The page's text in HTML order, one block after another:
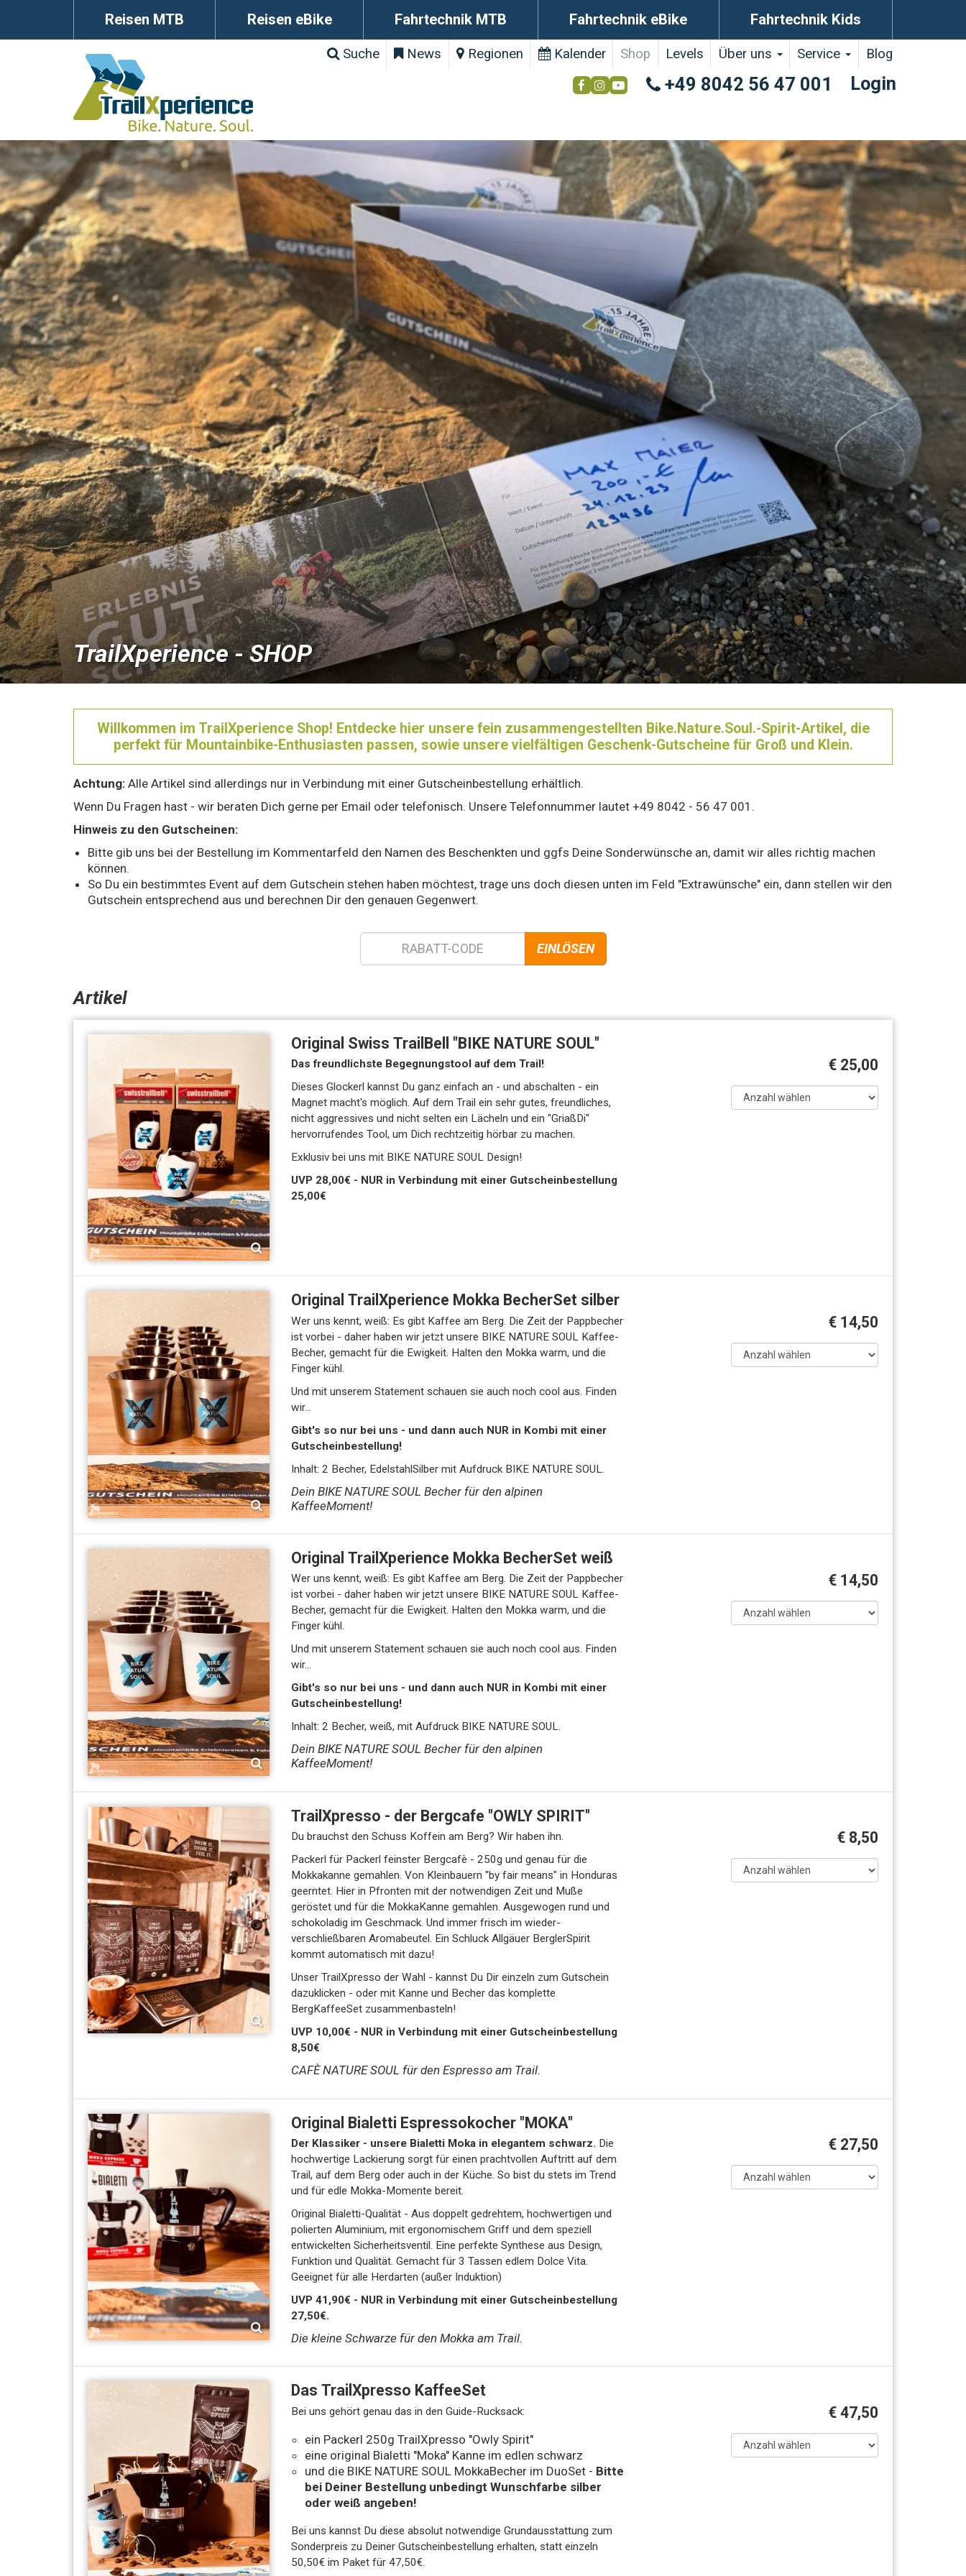
Reisen MTB Reisen eBike Fahrtechnik MTB Fahrtechnik eBike Fahrtechnik Kids
Suche News Regionen Kalender Shop Levels Über uns Service Blog
Login
+49 8042 56 47 001
TrailXperience - SHOP
Willkommen im TrailXperience Shop! Entdecke hier unsere fein zusammengestellten Bike.Nature.Soul.-Spirit-Artikel, die
perfekt für Mountainbike-Enthusiasten passen, sowie unsere vielfältigen Geschenk-Gutscheine für Groß und Klein.
Achtung: Alle Artikel sind allerdings nur in Verbindung mit einer Gutscheinbestellung erhältlich.
Wenn Du Fragen hast - wir beraten Dich gerne per Email oder telefonisch. Unsere Telefonnummer lautet +49 8042 - 56 47 001.
Hinweis zu den Gutscheinen:
Bitte gib uns bei der Bestellung im Kommentarfeld den Namen des Beschenkten und ggfs Deine Sonderwünsche an, damit wir alles richtig machen
können.
So Du ein bestimmtes Event auf dem Gutschein stehen haben möchtest, trage uns doch diesen unten im Feld "Extrawünsche" ein, dann stellen wir den
Gutschein entsprechend aus und berechnen Dir den genauen Gegenwert.
EINLÖSEN
Artikel
Original Swiss TrailBell "BIKE NATURE SOUL"
Das freundlichste Begegnungstool auf dem Trail!
Dieses Glockerl kannst Du ganz einfach an - und abschalten - ein
Magnet macht's möglich. Auf dem Trail ein sehr gutes, freundliches,
nicht aggressives und nicht selten ein Lächeln und ein "GriaßDi"
hervorrufendes Tool, um Dich rechtzeitig hörbar zu machen.
Exklusiv bei uns mit BIKE NATURE SOUL Design!
UVP 28,00€ - NUR in Verbindung mit einer Gutscheinbestellung
25,00€
€ 25,00
Original TrailXperience Mokka BecherSet silber
Wer uns kennt, weiß: Es gibt Kaffee am Berg. Die Zeit der Pappbecher
ist vorbei - daher haben wir jetzt unsere BIKE NATURE SOUL Kaffee-
Becher, gemacht für die Ewigkeit. Halten den Mokka warm, und die
Finger kühl.
Und mit unserem Statement schauen sie auch noch cool aus. Finden
wir...
Gibt's so nur bei uns - und dann auch NUR in Kombi mit einer
Gutscheinbestellung!
Inhalt: 2 Becher, EdelstahlSilber mit Aufdruck BIKE NATURE SOUL.
Dein BIKE NATURE SOUL Becher für den alpinen
KaffeeMoment!
€ 14,50
Original TrailXperience Mokka BecherSet weiß
Wer uns kennt, weiß: Es gibt Kaffee am Berg. Die Zeit der Pappbecher
ist vorbei - daher haben wir jetzt unsere BIKE NATURE SOUL Kaffee-
Becher, gemacht für die Ewigkeit. Halten den Mokka warm, und die
Finger kühl.
Und mit unserem Statement schauen sie auch noch cool aus. Finden
wir...
Gibt's so nur bei uns - und dann auch NUR in Kombi mit einer
Gutscheinbestellung!
Inhalt: 2 Becher, weiß, mit Aufdruck BIKE NATURE SOUL.
Dein BIKE NATURE SOUL Becher für den alpinen
KaffeeMoment!
€ 14,50
TrailXpresso - der Bergcafe "OWLY SPIRIT"
Du brauchst den Schuss Koffein am Berg? Wir haben ihn.
Packerl für Packerl feinster Bergcafè - 250g und genau für die
Mokkakanne gemahlen. Von Kleinbauern "by fair means" in Honduras
geerntet. Hier in Pfronten mit der notwendigen Zeit und Muße
geröstet und für die MokkaKanne gemahlen. Ausgewogen rund und
schokoladig im Geschmack. Und immer frisch im wieder-
verschließbaren Aromabeutel. Ein Schluck Allgäuer BerglerSpirit
kommt automatisch mit dazu!
Unser TrailXpresso der Wahl - kannst Du Dir einzeln zum Gutschein
dazuklicken - oder mit Kanne und Becher das komplette
BergKaffeeSet zusammenbasteln!
UVP 10,00€ - NUR in Verbindung mit einer Gutscheinbestellung
8,50€
CAFÈ NATURE SOUL für den Espresso am Trail.
€ 8,50
Original Bialetti Espressokocher "MOKA"
Der Klassiker - unsere Bialetti Moka in elegantem schwarz. Die
hochwertige Lackierung sorgt für einen prachtvollen Auftritt auf dem
Trail, auf dem Berg oder auch in der Küche. So bist du stets im Trend
und für edle Mokka-Momente bereit.
Original Bialetti-Qualität - Aus doppelt gedrehtem, hochwertigen und
polierten Aluminium, mit ergonomischem Griff und dem speziell
entwickelten Sicherheitsventil. Eine perfekte Synthese aus Design,
Funktion und Qualität. Gemacht für 3 Tassen edlem Dolce Vita.
Geeignet für alle Herdarten (außer Induktion)
UVP 41,90€ - NUR in Verbindung mit einer Gutscheinbestellung
27,50€.
Die kleine Schwarze für den Mokka am Trail.
€ 27,50
Das TrailXpresso KaffeeSet
Bei uns gehört genau das in den Guide-Rucksack:
ein Packerl 250g TrailXpresso "Owly Spirit"
eine original Bialetti "Moka" Kanne im edlen schwarz
und die BIKE NATURE SOUL MokkaBecher im DuoSet - Bitte
bei Deiner Bestellung unbedingt Wunschfarbe silber
oder weiß angeben!
Bei uns kannst Du diese absolut notwendige Grundausstattung zum
Sonderpreis zu Deiner Gutscheinbestellung erhalten, statt einzeln
50,50€ im Paket für 47,50€.
€ 47,50